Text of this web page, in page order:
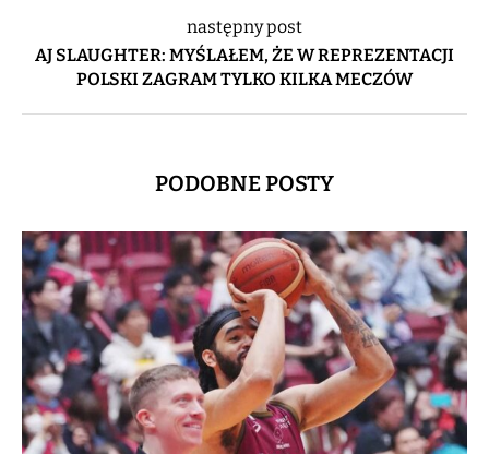
następny post
AJ SLAUGHTER: MYŚLAŁEM, ŻE W REPREZENTACJI
POLSKI ZAGRAM TYLKO KILKA MECZÓW
PODOBNE POSTY